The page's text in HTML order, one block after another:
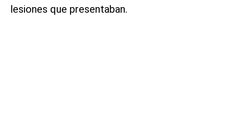
lesiones que presentaban.